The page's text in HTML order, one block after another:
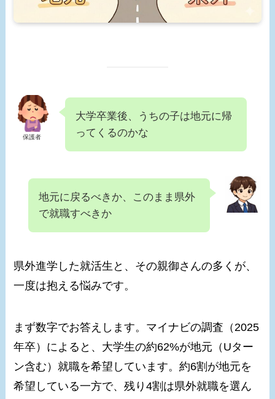
保護者
大学卒業後、うちの子は地元に帰
ってくるのかな
地元に戻るべきか、このまま県外
で就職すべきか
県外進学した就活生と、その親御さんの多くが、
一度は抱える悩みです。
まず数字でお答えします。マイナビの調査（2025
年卒）によると、大学生の約62%が地元（Uター
ン含む）就職を希望しています。約6割が地元を
希望している一方で、残り4割は県外就職を選ん